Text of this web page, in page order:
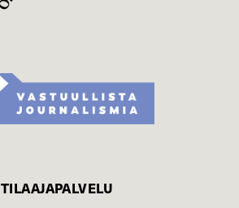
TILAAJAPALVELU